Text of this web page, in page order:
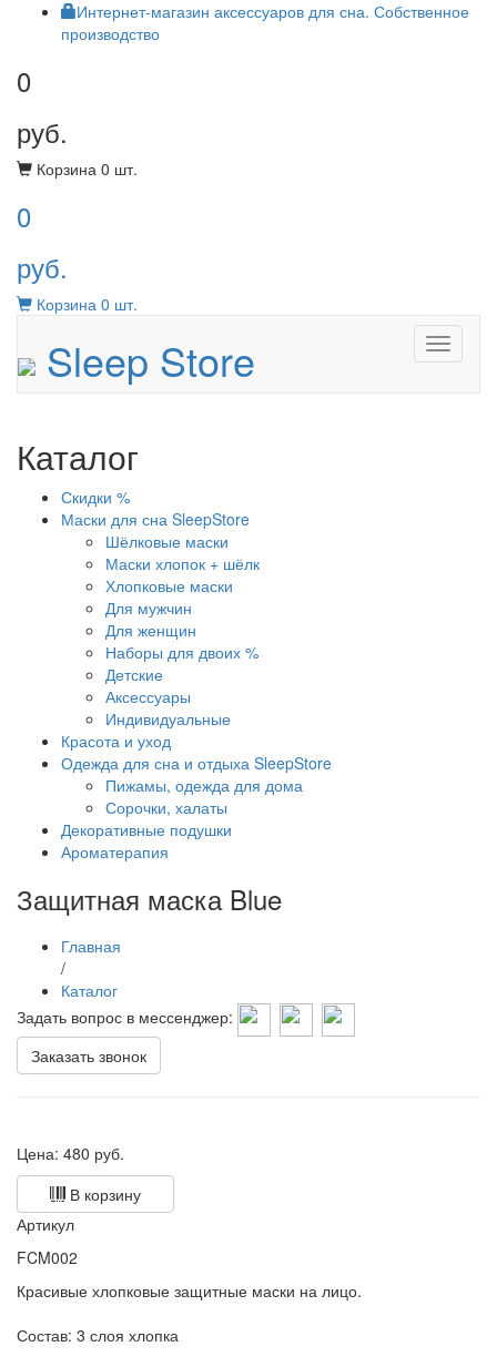
Интернет-магазин аксессуаров для сна. Собственное
производство
0
руб.
Корзина 0 шт.
0
руб.
Корзина 0 шт.
Menu
Sleep Store
Каталог
Скидки %
Маски для сна SleepStore
Шёлковые маски
Маски хлопок + шёлк
Хлопковые маски
Для мужчин
Для женщин
Наборы для двоих %
Детские
Аксессуары
Индивидуальные
Красота и уход
Одежда для сна и отдыха SleepStore
Пижамы, одежда для дома
Сорочки, халаты
Декоративные подушки
Ароматерапия
Защитная маска Blue
Главная
/
Каталог
Задать вопрос в мессенджер:
Заказать звонок
Цена: 480 руб.
В корзину
Артикул
FCM002
Красивые хлопковые защитные маски на лицо.
Состав: 3 слоя хлопка